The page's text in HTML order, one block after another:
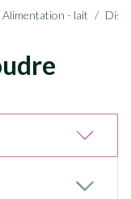
Alimentation - lait /